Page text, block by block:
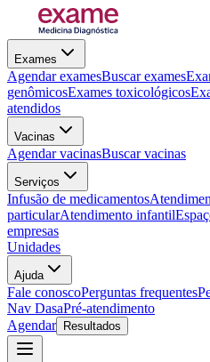
Exames
Agendar examesBuscar exames
genômicosExames toxicológicos
atendidos
Vacinas
Agendar vacinasBuscar vacinas
Serviços
Infusão de medicamentos
particularAtendimento infantil
empresas
Unidades
Ajuda
Fale conoscoPerguntas frequentes
Nav DasaPré-atendimento
Agendar
Resultados